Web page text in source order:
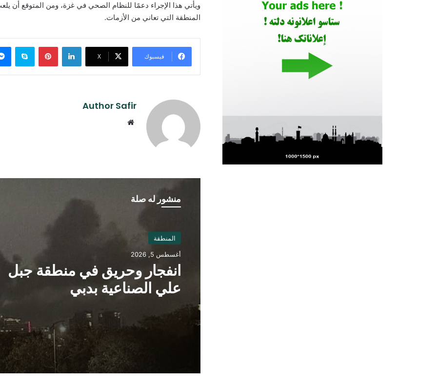
ويأتي هذا الإجراء دعمًا للنظام الصحي في غزة، ومن المتوقع أن
المنطقة التي تعاني من الأزمات.
فيسبوك ‫X
لينكدإن بينتيريست
Author Safir
منشور له صلة
المنطقة
أغسطس 5, 2026
انفجار وحريق في منطقة جبل
علي الصناعية بدبي